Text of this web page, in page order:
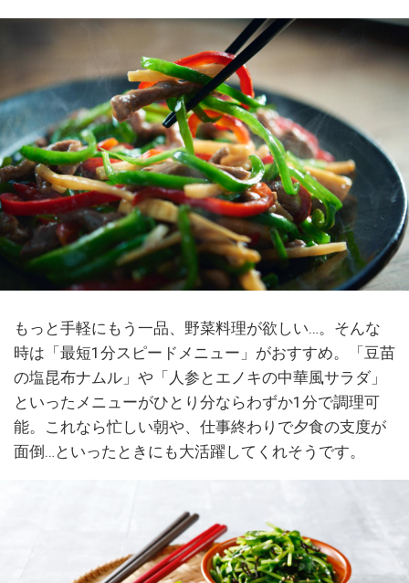
もっと手軽にもう一品、野菜料理が欲しい…。そんな
時は「最短1分スピードメニュー」がおすすめ。「豆苗
の塩昆布ナムル」や「人参とエノキの中華風サラダ」
といったメニューがひとり分ならわずか1分で調理可
能。これなら忙しい朝や、仕事終わりで夕食の支度が
面倒…といったときにも大活躍してくれそうです。